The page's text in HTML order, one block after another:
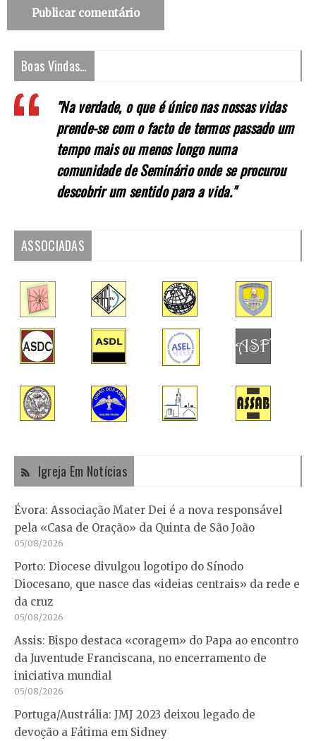
Boas Vindas…
"Na verdade, o que é único nas nossas vidas
prende-se com o facto de termos passado um
tempo mais ou menos longo numa
comunidade de Seminário onde se procurou
descobrir um sentido para a vida."
ASSOCIADAS
Igreja Em Notícias
Évora: Associação Mater Dei é a nova responsável
pela «Casa de Oração» da Quinta de São João
05/08/2026
Porto: Diocese divulgou logotipo do Sínodo
Diocesano, que nasce das «ideias centrais» da rede e
da cruz
05/08/2026
Assis: Bispo destaca «coragem» do Papa ao encontro
da Juventude Franciscana, no encerramento de
iniciativa mundial
05/08/2026
Portuga/Austrália: JMJ 2023 deixou legado de
devoção a Fátima em Sidney